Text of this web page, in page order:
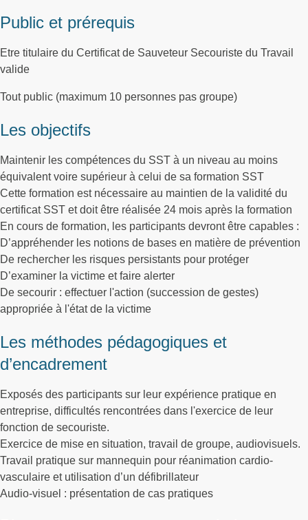
Public et prérequis
Etre titulaire du Certificat de Sauveteur Secouriste du Travail
valide
Tout public (maximum 10 personnes pas groupe)
Les objectifs
Maintenir les compétences du SST à un niveau au moins
équivalent voire supérieur à celui de sa formation SST
Cette formation est nécessaire au maintien de la validité du
certificat SST et doit être réalisée 24 mois après la formation
En cours de formation, les participants devront être capables :
D’appréhender les notions de bases en matière de prévention
De rechercher les risques persistants pour protéger
D’examiner la victime et faire alerter
De secourir : effectuer l'action (succession de gestes)
appropriée à l'état de la victime
Les méthodes pédagogiques et
d’encadrement
Exposés des participants sur leur expérience pratique en
entreprise, difficultés rencontrées dans l'exercice de leur
fonction de secouriste.
Exercice de mise en situation, travail de groupe, audiovisuels.
Travail pratique sur mannequin pour réanimation cardio-
vasculaire et utilisation d’un défibrillateur
Audio-visuel : présentation de cas pratiques